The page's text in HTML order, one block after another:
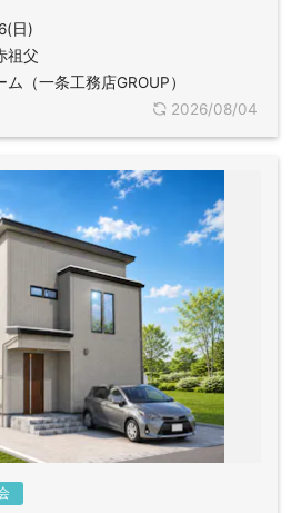
日)
祖父
（一条工務店GROUP）
2026/08/04